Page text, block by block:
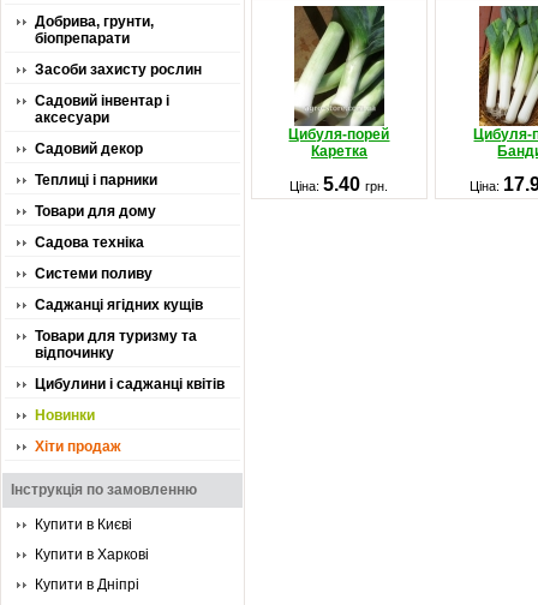
Добрива, грунти,
біопрепарати
Засоби захисту рослин
Садовий інвентар і
аксесуари
Садовий декор
Теплиці і парники
Товари для дому
Садова техніка
Системи поливу
Саджанці ягідних кущів
Товари для туризму та
відпочинку
Цибулини і саджанці квітів
Новинки
Хіти продаж
Інструкція по замовленню
Купити в Києві
Купити в Харкові
Купити в Дніпрі
Цибуля-порей
Каретка
Цибуля-
Ціна:5.40грн. Ціна: